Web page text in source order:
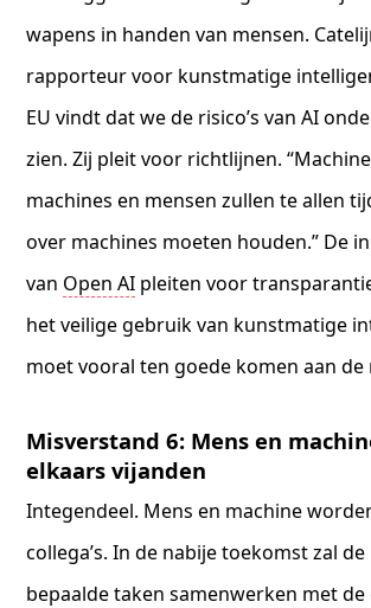
wapens in handen van mensen.
rapporteur voor kunstmatige
EU vindt dat we de risico’s van AI
zien. Zij pleit voor richtlijnen.
machines en mensen zullen te allen
over machines moeten houden.” De
van Open AI pleiten voor
het veilige gebruik van kunstmatige
moet vooral ten goede komen aan de
Misverstand 6: Mens en
elkaars vijanden
Integendeel. Mens en machine
collega’s. In de nabije toekomst zal
bepaalde taken samenwerken met de